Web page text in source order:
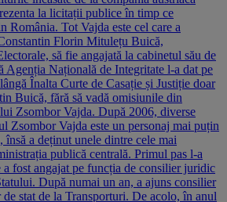
la licitații publice în timp ce
România. Tot Vajda este cel care a
Florin Mitulețu Buică,
să fie angajată la cabinetul său de
Agenția Națională de Integritate l-a dat pe
Înalta Curte de Casație și Justiție doar
Buică, fără să vadă omisiunile din
Zsombor Vajda. După 2006, diverse
Zsombor Vajda este un personaj mai puțin
a deținut unele dintre cele mai
publică centrală. Primul pas l-a
fost angajat pe funcția de consilier juridic
După numai un an, a ajuns consilier
de stat de la Transporturi. De acolo, în anul